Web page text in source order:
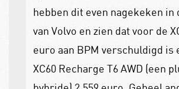
hebben dit even nagekeken
van Volvo en zien dat voor de
euro aan BPM verschuldigd is
XC60 Recharge T6 AWD (een